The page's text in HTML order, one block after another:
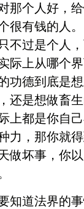
那个人好，
很有钱的人
不过是个人
际上从哪个
功德到底是
还是想做畜
都是你自己
力，那你就
做坏事，你
知道法界的